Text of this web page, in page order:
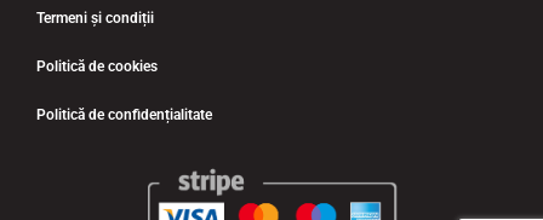
Termeni și condiții
Politică de cookies
Politică de confidențialitate